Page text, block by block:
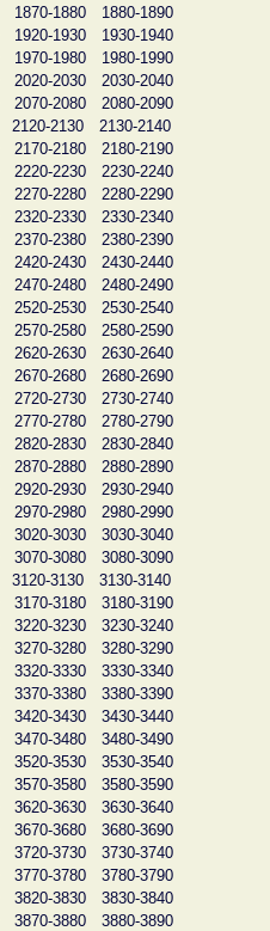
1870-1880
1880-1890
1920-1930
1930-1940
1970-1980
1980-1990
2020-2030
2030-2040
2070-2080
2080-2090
2120-2130
2130-2140
2170-2180
2180-2190
2220-2230
2230-2240
2270-2280
2280-2290
2320-2330
2330-2340
2370-2380
2380-2390
2420-2430
2430-2440
2470-2480
2480-2490
2520-2530
2530-2540
2570-2580
2580-2590
2620-2630
2630-2640
2670-2680
2680-2690
2720-2730
2730-2740
2770-2780
2780-2790
2820-2830
2830-2840
2870-2880
2880-2890
2920-2930
2930-2940
2970-2980
2980-2990
3020-3030
3030-3040
3070-3080
3080-3090
3120-3130
3130-3140
3170-3180
3180-3190
3220-3230
3230-3240
3270-3280
3280-3290
3320-3330
3330-3340
3370-3380
3380-3390
3420-3430
3430-3440
3470-3480
3480-3490
3520-3530
3530-3540
3570-3580
3580-3590
3620-3630
3630-3640
3670-3680
3680-3690
3720-3730
3730-3740
3770-3780
3780-3790
3820-3830
3830-3840
3870-3880
3880-3890